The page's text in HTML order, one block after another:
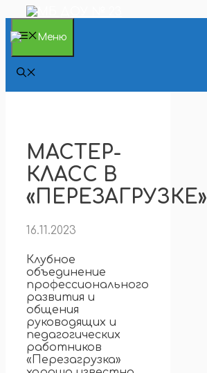
Перейти
содержимому
Меню
МАСТЕР-
КЛАСС В
«ПЕРЕЗАГРУЗКЕ»
16.11.2023
Клубное
объединение
профессионального
развития и
общения
руководящих и
педагогических
работников
«Перезагрузка»